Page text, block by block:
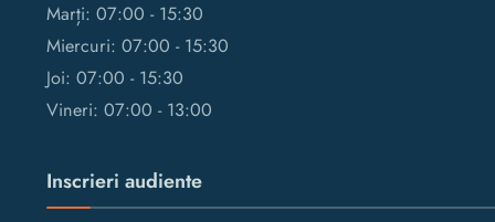
Marți: 07:00 - 15:30
Miercuri: 07:00 - 15:30
Joi: 07:00 - 15:30
Vineri: 07:00 - 13:00
Inscrieri audiente